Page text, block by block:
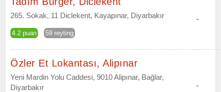
265. Sokak, 11 Diclekent, Kayapınar, Diyarbakır
4.2 puan 59 reyting
-
Özler Et Lokantası, Alipınar
Yeni Mardin Yolu Caddesi, 9010 Alipınar, Bağlar,
Diyarbakır
-